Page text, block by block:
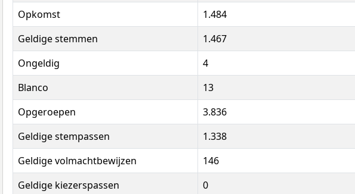
Opkomst
1.484
Geldige stemmen
1.467
Ongeldig
4
Blanco
13
Opgeroepen
3.836
Geldige stempassen
1.338
Geldige volmachtbewijzen
146
Geldige kiezerspassen
0